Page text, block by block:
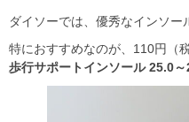
ダイソーでは、優秀なインソー
特におすすめなのが、110円（
歩行サポートインソール 25.0～